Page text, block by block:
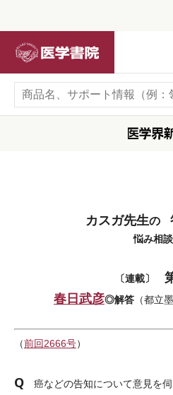
カスガ先生の
悩み相
〔連載〕
春日武彦◎解答 （都立
（前回2666号）
Q 癌などの告知について意見を